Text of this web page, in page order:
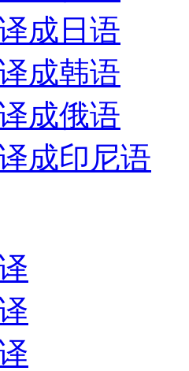
成日语
成韩语
成俄语
成印尼语